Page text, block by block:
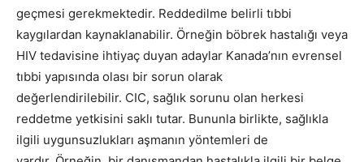
geçmesi gerekmektedir. Reddedilme belirli tıbbi
kaygılardan kaynaklanabilir. Örneğin böbrek hastalığı veya
HIV tedavisine ihtiyaç duyan adaylar Kanada’nın evrensel
tıbbi yapısında olası bir sorun olarak
değerlendirilebilir. CIC, sağlık sorunu olan herkesi
reddetme yetkisini saklı tutar. Bununla birlikte, sağlıkla
ilgili uygunsuzlukları aşmanın yöntemleri de